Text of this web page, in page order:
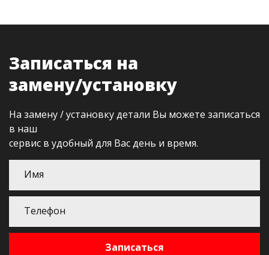
Записаться на
замену/установку
На замену / установку детали Вы можете записаться
в наш
сервис в удобный для Вас день и время.